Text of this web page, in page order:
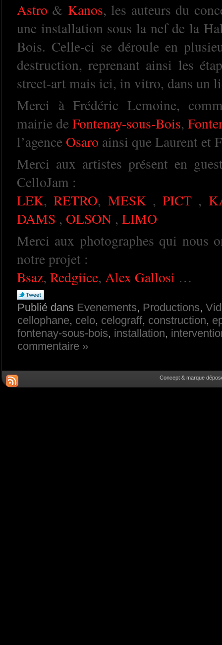
Astro & Kanos, les auteurs du
une installation sous la nef de la
Bois. Celle-ci se déroule en
destruction, reprenant ainsi les
street-art mais ici, in vitro, dans un
Merci à Frédéric Lemoine,
mairie deFontenay-sous-Bois,
l’agence Osaro ainsi que Laurent et
Merci aux artistes présent en
CelloJam :
LEK,RETRO, MESK,PICT ,
DAMS , OLSON , LIMO
Merci aux photographes qui nous
notre projet :
Bsaz, Redgiice, Alex Gallosi …
Publié dans Evenements, Productions,
cellophane, celo, celograff, construction,
fontenay-sous-bois, installation,
commentaire »
Concept & marque